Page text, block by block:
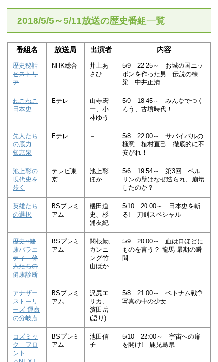
2018/5/5～5/11放送の歴史番組一覧
番組名 放送局 出演者 内容
歴史秘話
ヒストリ
ア
NHK総合
井上あ
さひ
5/9 22:25～ お城の国ニッ
ポンを作った男 伝説の棟
梁 中井正清
ねこねこ
日本史
Eテレ
山寺宏
一、小
林ゆう
5/9 18:45～ みんなでつく
ろう、古墳時代！
先人たち
の底力
知恵泉
Eテレ －
5/8 22:00～ サバイバルの
極意 植村直己 徹底的に不
安がれ！
池上彰の
現代史を
歩く
テレビ東
京
池上彰
ほか
5/6 19:54～ 第3回 ベル
リンの壁はなぜ造られ、崩壊
したのか？
英雄たち
の選択
BSプレミ
アム
磯田道
史、杉
浦友紀
5/10 20:00～ 日本史を斬
る! 刀剣スペシャル
歴史×健
康バラエ
ティ 偉
人たちの
健康診断
BSプレミ
アム
関根勤,
カンニ
ング竹
山ほか
5/9 20:00～ 血は口ほどに
ものを言う？ 龍馬 最期の瞬
間
アナザー
ストーリ
ーズ 運命
の分岐点
BSプレミ
アム
沢尻エ
リカ、
濱田岳
(語り)
5/8 21:00～ ベトナム戦争
写真の中の少女
コズミッ
ク フロ
ント
BSプレミ
アム
池田信
子
5/10 22:00～ 宇宙への扉
を開け! 鹿児島県